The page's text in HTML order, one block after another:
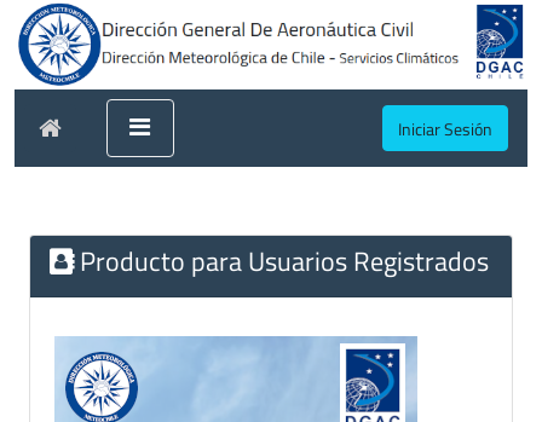
Iniciar Sesión
Producto para Usuarios Registrados